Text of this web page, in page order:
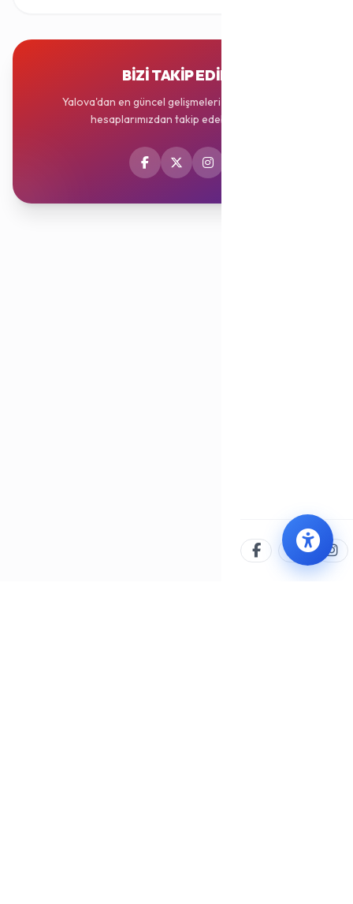
BIZI TAKIP EDIN
Yalova'dan en güncel gelişmeleri sosyal medya
hesaplarımızdan takip edebilirsiniz.